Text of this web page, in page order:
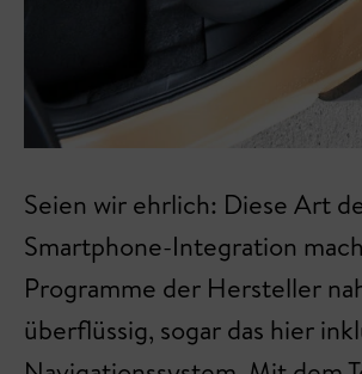
Seien wir ehrlich: Diese Art
Smartphone-Integration
Programme der Hersteller
überflüssig, sogar das hier